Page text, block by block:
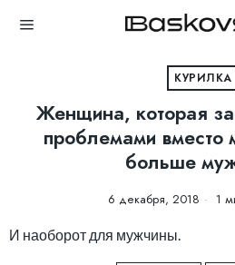
КУРИЛКА
Женщина, которая
проблемами вместо
больше
6 декабря, 2018 1
И наоборот для мужчины.